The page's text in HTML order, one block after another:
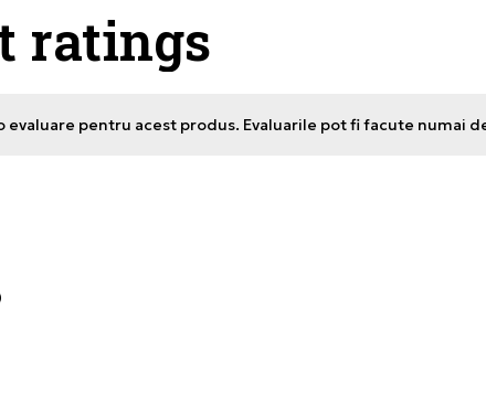
ratings
evaluare pentru acest produs. Evaluarile pot fi facute numai